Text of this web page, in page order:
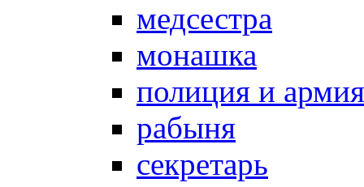
медсестра
монашка
полиция и армия
рабыня
секретарь